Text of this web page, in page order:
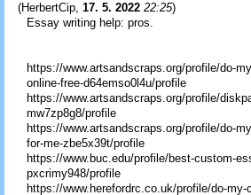
(HerbertCip, 17. 5. 2022 22:25)
Essay writing help: pros.
https://www.artsandscraps.org/profile/do-
online-free-d64emso0l4u/profile
https://www.artsandscraps.org/profile/
mw7zp8g8/profile
https://www.artsandscraps.org/profile/do-
for-me-zbe5x39t/profile
https://www.buc.edu/profile/best-custom-
pxcrimy948/profile
https://www.herefordrc.co.uk/profile/do-